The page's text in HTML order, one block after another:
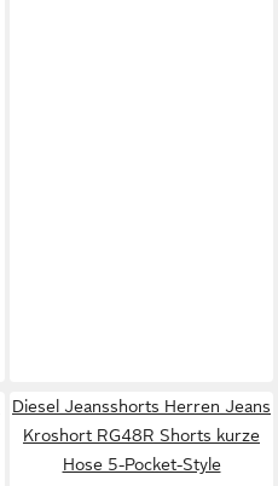
Diesel Jeansshorts Herren Jeans
Kroshort RG48R Shorts kurze
Hose 5-Pocket-Style